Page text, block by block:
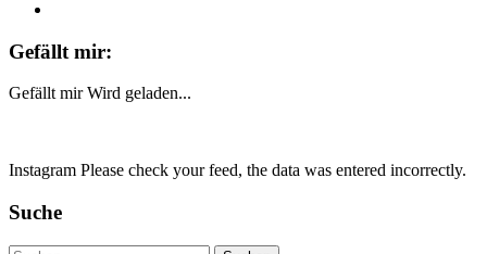
Gefällt mir:
Gefällt mir Wird geladen...
Instagram Please check your feed, the data was entered incorrectly.
Suche